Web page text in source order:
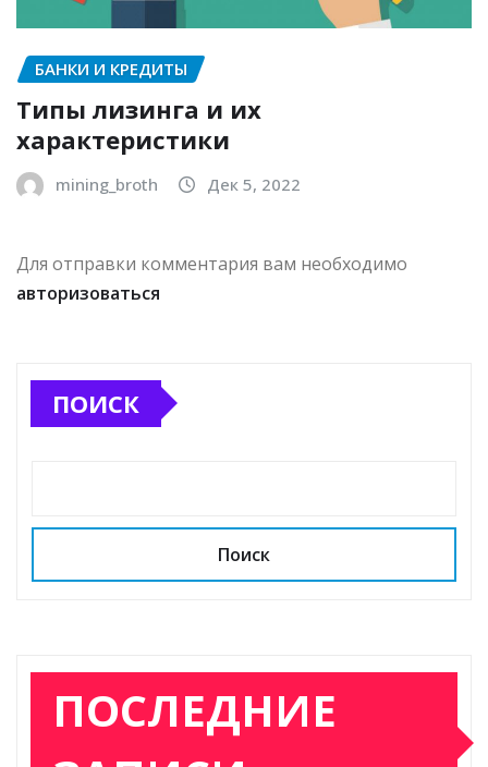
БАНКИ И КРЕДИТЫ
Типы лизинга и их
характеристики
mining_broth Дек 5, 2022
Для отправки комментария вам необходимо
авторизоваться
ПОИСК
Поиск
ПОСЛЕДНИЕ